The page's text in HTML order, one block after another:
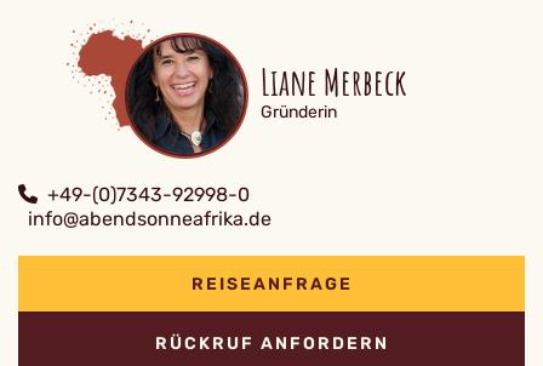
Liane Merbeck
Gründerin
+49-(0)7343-92998-0
info@abendsonneafrika.de
REISEANFRAGE
RÜCKRUF ANFORDERN